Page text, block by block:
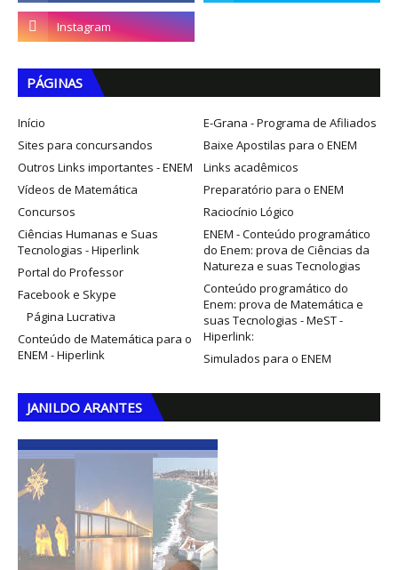
PÁGINAS
Início
E-Grana - Programa de Afiliados
Sites para concursandos
Baixe Apostilas para o ENEM
Outros Links importantes - ENEM
Links acadêmicos
Vídeos de Matemática
Preparatório para o ENEM
Concursos
Raciocínio Lógico
Ciências Humanas e Suas
Tecnologias - Hiperlink
ENEM - Conteúdo programático
do Enem: prova de Ciências da
Natureza e suas Tecnologias
Portal do Professor
Conteúdo programático do
Enem: prova de Matemática e
suas Tecnologias - MeST -
Hiperlink:
Facebook e Skype
Página Lucrativa
Conteúdo de Matemática para o
ENEM - Hiperlink
Simulados para o ENEM
JANILDO ARANTES